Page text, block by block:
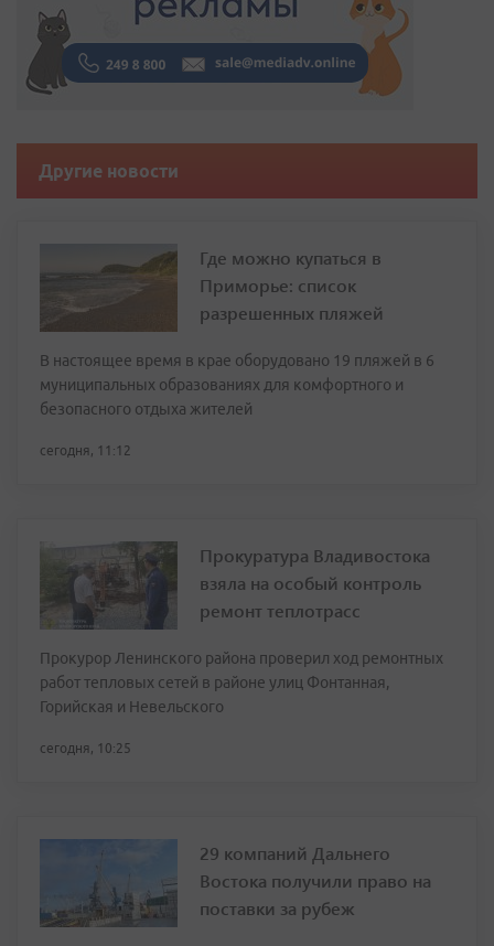
Другие новости
Где можно купаться в
Приморье: список
разрешенных пляжей
В настоящее время в крае оборудовано 19 пляжей в 6
муниципальных образованиях для комфортного и
безопасного отдыха жителей
сегодня, 11:12
Прокуратура Владивостока
взяла на особый контроль
ремонт теплотрасс
Прокурор Ленинского района проверил ход ремонтных
работ тепловых сетей в районе улиц Фонтанная,
Горийская и Невельского
сегодня, 10:25
29 компаний Дальнего
Востока получили право на
поставки за рубеж